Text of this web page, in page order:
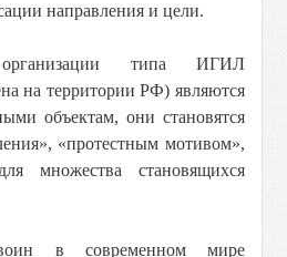
направления и цели.
организации типа ИГИЛ
на территории РФ) являются
объектам, они становятся
«протестным мотивом»,
множества становящихся
воин в современном мире